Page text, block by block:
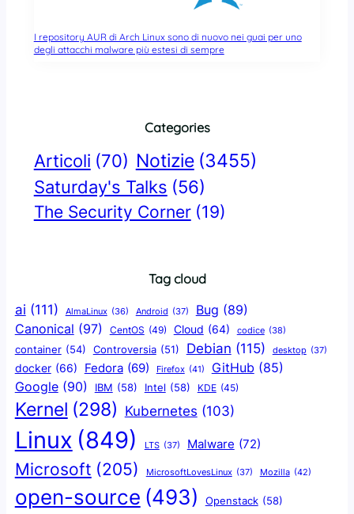
I repository AUR di Arch Linux sono di nuovo nei guai per uno
degli attacchi malware più estesi di sempre
Categories
Articoli (70) Notizie (3455)
Saturday's Talks (56)
The Security Corner (19)
Tag cloud
ai (111) AlmaLinux (36) Android (37) Bug (89)
Canonical (97) CentOS (49) Cloud (64) codice (38)
container (54) Controversia (51) Debian (115) desktop (37)
docker (66) Fedora (69) Firefox (41) GitHub (85)
Google (90) IBM (58) Intel (58) KDE (45)
Kernel (298) Kubernetes (103)
Linux (849) LTS (37) Malware (72)
Microsoft (205) MicrosoftLovesLinux (37) Mozilla (42)
open-source (493) Openstack (58)